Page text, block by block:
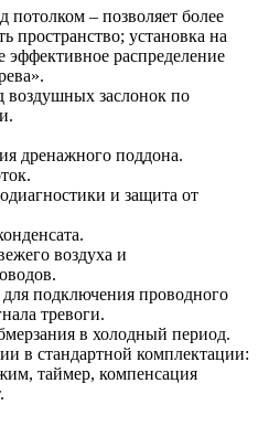
потолком – позволяет более
пространство; установка на
эффективное распределение
воздушных заслонок по
дренажного поддона.
и защита от
воздуха и
подключения проводного
тревоги.
в холодный период.
в стандартной комплектации:
таймер, компенсация